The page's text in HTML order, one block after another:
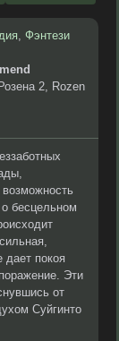
, Фэнтези
2, Rozen
возможность
бесцельном
дает покоя
Эти
от
Суйгинто